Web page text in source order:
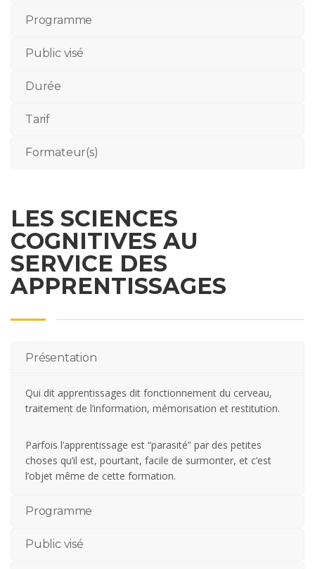
Programme
Public visé
Durée
Tarif
Formateur(s)
LES SCIENCES
COGNITIVES AU
SERVICE DES
APPRENTISSAGES
Présentation
Qui dit apprentissages dit fonctionnement du cerveau,
traitement de l’information, mémorisation et restitution.
Parfois l’apprentissage est “parasité” par des petites
choses qu’il est, pourtant, facile de surmonter, et c’est
l’objet même de cette formation.
Programme
Public visé